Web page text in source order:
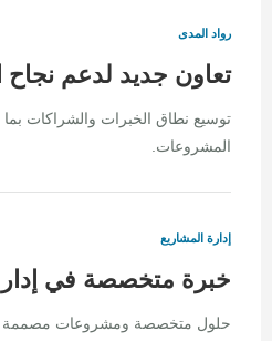
رواد المدى
تعاون جديد لدعم
توسيع نطاق الخبرات والشراكات بما
المشروعات.
إدارة المشاريع
خبرة متخصصة في
حلول متخصصة ومشروعات مصممة